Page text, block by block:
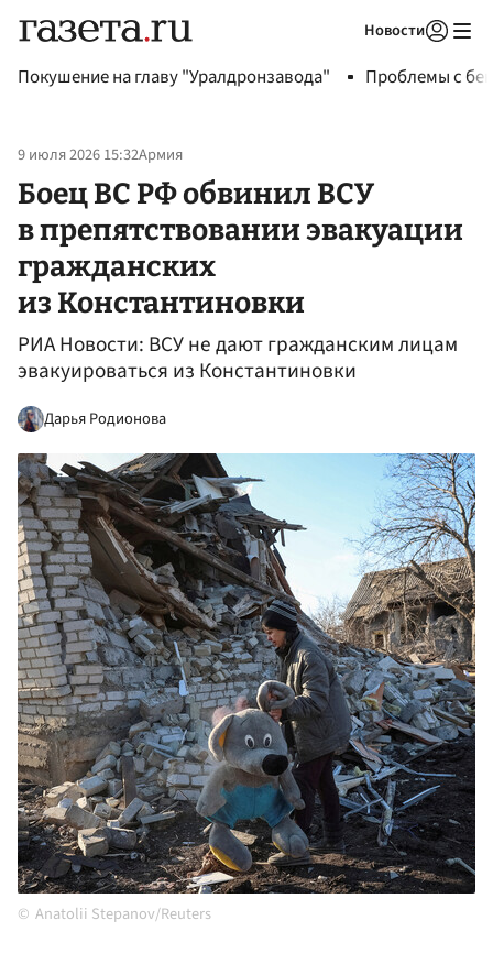
Новости
Покушение на главу "Уралдронзавода" Проблемы с
9 июля 2026 15:32Армия
Боец ВС РФ обвинил ВСУ
в препятствовании эвакуации
гражданских
из Константиновки
РИА Новости: ВСУ не дают гражданским лицам
эвакуироваться из Константиновки
Дарья Родионова
Anatolii Stepanov/Reuters